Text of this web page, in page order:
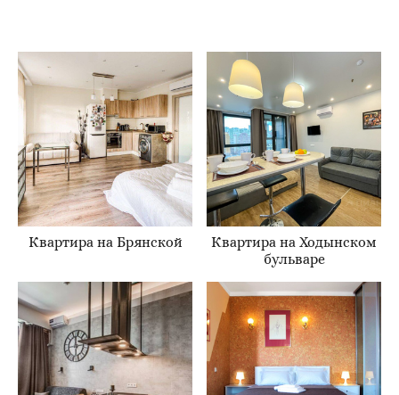
Квартира на Брянской
Квартира на Ходынском
бульваре